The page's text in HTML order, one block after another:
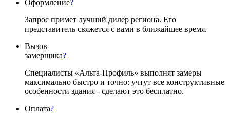
Оформление?
Запрос примет лучший дилер региона. Его
представитель свяжется с вами в ближайшее время.
Вызов
замерщика?
Специалисты «Альта-Профиль» выполнят замеры
максимально быстро и точно: учтут все конструктивные
особенности здания - сделают это бесплатно.
Оплата?